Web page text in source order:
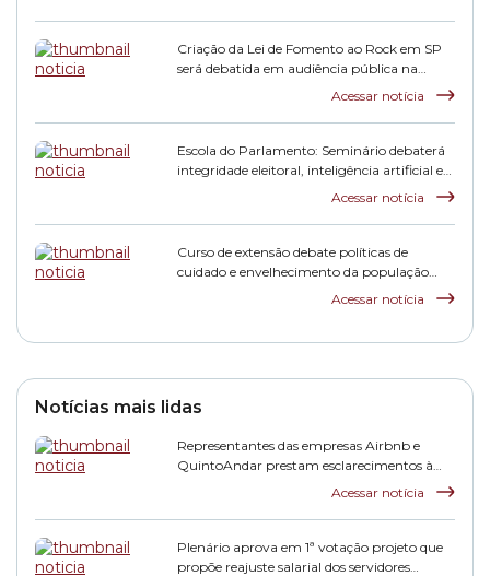
Criação da Lei de Fomento ao Rock em SP
será debatida em audiência pública na
Acessar notícia
Escola do Parlamento: Seminário debaterá
integridade eleitoral, inteligência artificial e
participação democráticaAcessar notícia
Curso de extensão debate políticas de
cuidado e envelhecimento da população
Acessar notícia
Notícias mais lidas
Representantes das empresas Airbnb e
QuintoAndar prestam esclarecimentos à
Acessar notícia
Plenário aprova em 1ª votação projeto que
propõe reajuste salarial dos servidores